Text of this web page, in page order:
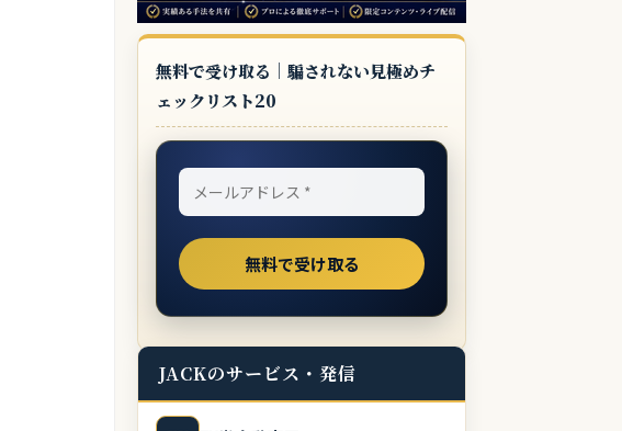
無料で受け取る｜騙されない見極めチ
ェックリスト20
JACKのサービス・発信